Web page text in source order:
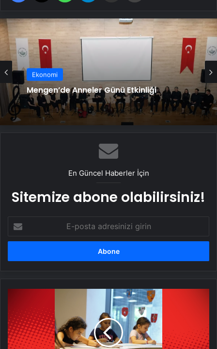
Ekonomi
Mengen’de Anneler Günü Etkinliği
En Güncel Haberler İçin
Sitemize abone olabilirsiniz!
posta
adresinizi
çocuklara
özel
sanat
atölyeleri